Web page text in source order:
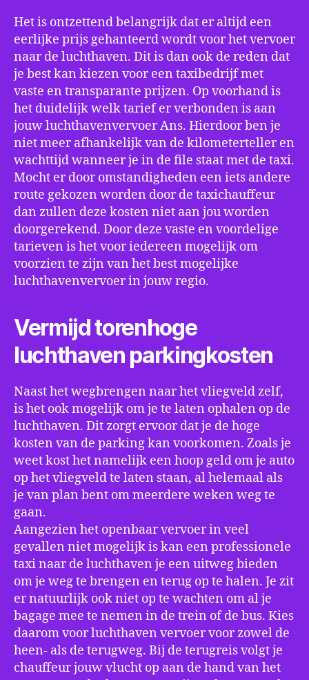
Het is ontzettend belangrijk dat er altijd een
eerlijke prijs gehanteerd wordt voor het vervoer
naar de luchthaven. Dit is dan ook de reden dat
je best kan kiezen voor een taxibedrijf met
vaste en transparante prijzen. Op voorhand is
het duidelijk welk tarief er verbonden is aan
jouw luchthavenvervoer Ans. Hierdoor ben je
niet meer afhankelijk van de kilometerteller en
wachttijd wanneer je in de file staat met de taxi.
Mocht er door omstandigheden een iets andere
route gekozen worden door de taxichauffeur
dan zullen deze kosten niet aan jou worden
doorgerekend. Door deze vaste en voordelige
tarieven is het voor iedereen mogelijk om
voorzien te zijn van het best mogelijke
luchthavenvervoer in jouw regio.
Vermijd torenhoge
luchthaven parkingkosten
Naast het wegbrengen naar het vliegveld zelf,
is het ook mogelijk om je te laten ophalen op de
luchthaven. Dit zorgt ervoor dat je de hoge
kosten van de parking kan voorkomen. Zoals je
weet kost het namelijk een hoop geld om je auto
op het vliegveld te laten staan, al helemaal als
je van plan bent om meerdere weken weg te
gaan.
Aangezien het openbaar vervoer in veel
gevallen niet mogelijk is kan een professionele
taxi naar de luchthaven je een uitweg bieden
om je weg te brengen en terug op te halen. Je zit
er natuurlijk ook niet op te wachten om al je
bagage mee te nemen in de trein of de bus. Kies
daarom voor luchthaven vervoer voor zowel de
heen- als de terugweg. Bij de terugreis volgt je
chauffeur jouw vlucht op aan de hand van het